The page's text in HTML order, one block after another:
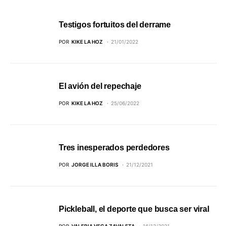
Testigos fortuitos del derrame
POR KIKE LA HOZ 21/01/2022
El avión del repechaje
POR KIKE LA HOZ 25/06/2022
Tres inesperados perdedores
POR JORGE ILLA BORIS 21/12/2021
Pickleball, el deporte que busca ser viral